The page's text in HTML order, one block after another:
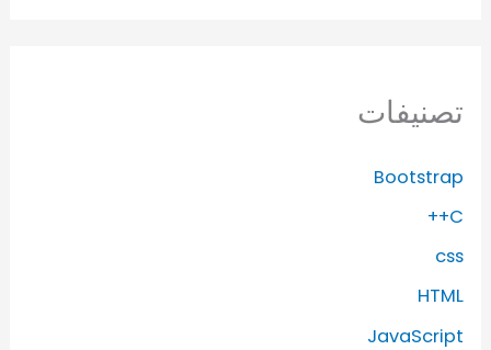
تصنيفات
Bootstrap
C++
css
HTML
JavaScript